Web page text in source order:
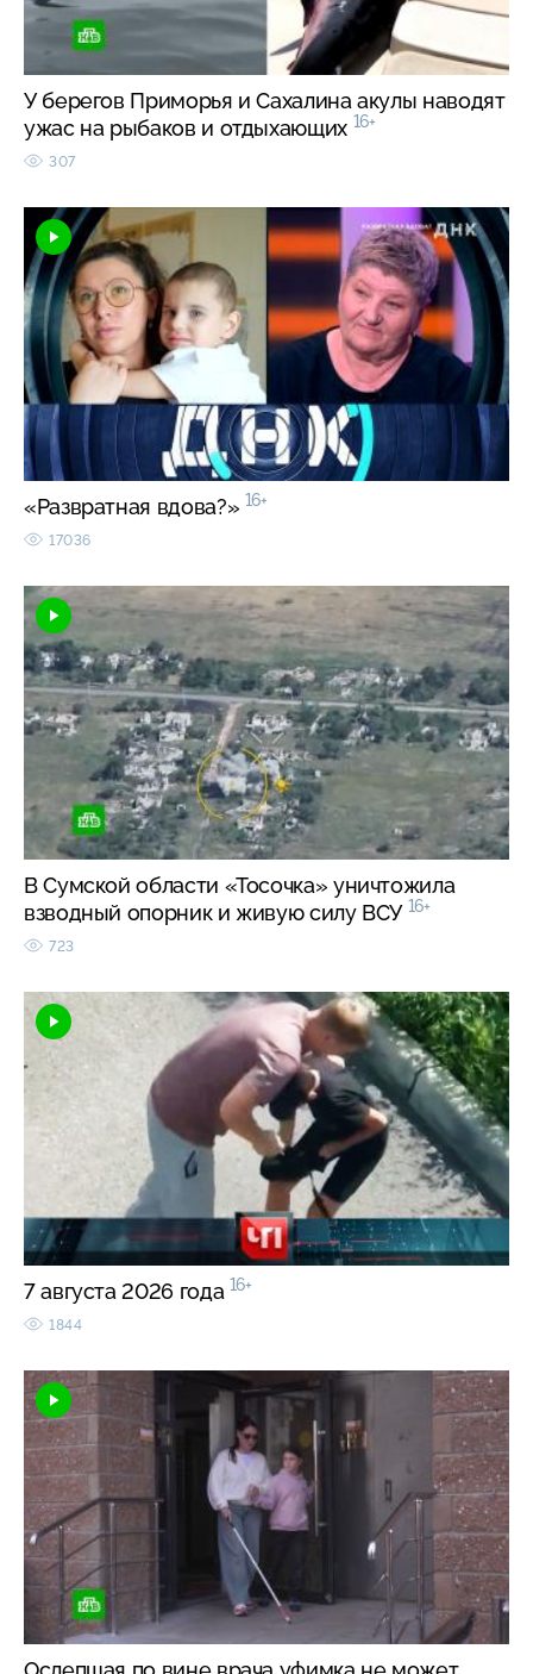
У берегов Приморья и Сахалина акулы наводят
ужас на рыбаков и отдыхающих 16+
307
«Развратная вдова?» 16+
17036
В Сумской области «Тосочка» уничтожила
взводный опорник и живую силу ВСУ 16+
723
7 августа 2026 года 16+
1844